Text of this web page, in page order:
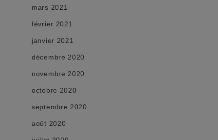
mars 2021
février 2021
janvier 2021
décembre 2020
novembre 2020
octobre 2020
septembre 2020
août 2020